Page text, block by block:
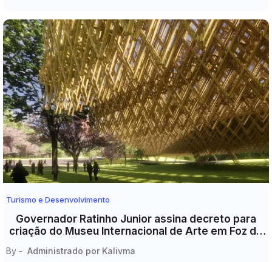
Turismo e Desenvolvimento
Governador Ratinho Junior assina decreto para
criação do Museu Internacional de Arte em Foz do
By - Administrado por Kalivma